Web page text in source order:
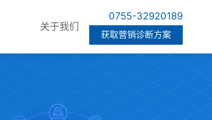
关于我们
0755-32920189
获取营销诊断方案